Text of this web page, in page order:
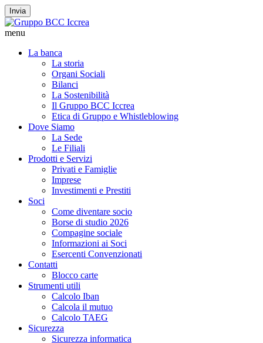
Invia
menu
La banca
La storia
Organi Sociali
Bilanci
La Sostenibilità
Il Gruppo BCC Iccrea
Etica di Gruppo e Whistleblowing
Dove Siamo
La Sede
Le Filiali
Prodotti e Servizi
Privati e Famiglie
Imprese
Investimenti e Prestiti
Soci
Come diventare socio
Borse di studio 2026
Compagine sociale
Informazioni ai Soci
Esercenti Convenzionati
Contatti
Blocco carte
Strumenti utili
Calcolo Iban
Calcola il mutuo
Calcolo TAEG
Sicurezza
Sicurezza informatica